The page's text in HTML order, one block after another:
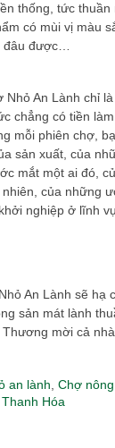
thống, tức
có mùi vị màu
đâu được…
Nhỏ An Lành chỉ
chẳng có tiền
mỗi phiên chợ,
sản xuất, của
mắt một ai đó,
của những
nghiệp ở lĩnh
An Lành sẽ hạ
sản mát lành
mời cả
an lành,Chợ
Thanh Hóa